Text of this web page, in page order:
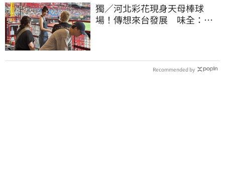
獨／河北彩花現身天母棒球
場！傳想來台發展 味全：歡
Recommended by